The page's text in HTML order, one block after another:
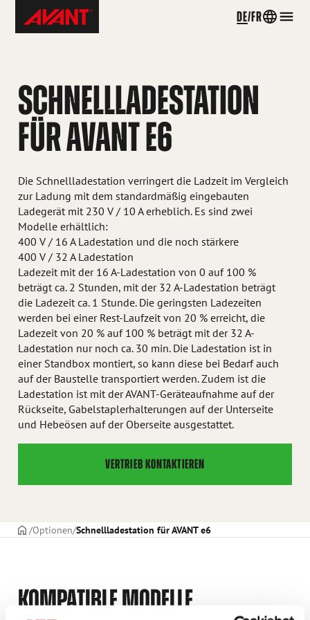
content
Avant
Tecno
Switzerland
DE FRCountry
SCHNELLLADESTATION
FÜR AVANT E6
Die Schnellladestation verringert die Ladzeit im Vergleich
zur Ladung mit dem standardmäßig eingebauten
Ladegerät mit 230 V / 10 A erheblich. Es sind zwei
Modelle erhältlich:
400 V / 16 A Ladestation und die noch stärkere
400 V / 32 A Ladestation
Ladezeit mit der 16 A-Ladestation von 0 auf 100 %
beträgt ca. 2 Stunden, mit der 32 A-Ladestation beträgt
die Ladezeit ca. 1 Stunde. Die geringsten Ladezeiten
werden bei einer Rest-Laufzeit von 20 % erreicht, die
Ladezeit von 20 % auf 100 % beträgt mit der 32 A-
Ladestation nur noch ca. 30 min. Die Ladestation ist in
einer Standbox montiert, so kann diese bei Bedarf auch
auf der Baustelle transportiert werden. Zudem ist die
Ladestation ist mit der AVANT-Geräteaufnahme auf der
Rückseite, Gabelstaplerhalterungen auf der Unterseite
und Hebeösen auf der Oberseite ausgestattet.
VERTRIEB KONTAKTIEREN
TITELSEITE
Optionen Schnellladestation für AVANT e6
KOMPATIBLE MODELLE